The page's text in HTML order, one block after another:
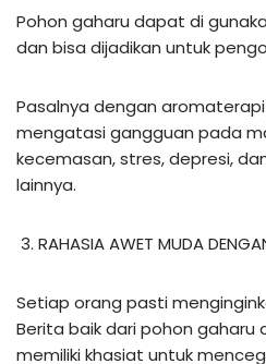
Pohon gaharu dapat di
dan bisa dijadikan untuk
Pasalnya dengan
mengatasi gangguan pada
kecemasan, stres, depresi,
lainnya.
RAHASIA AWET MUDA
Setiap orang pasti
Berita baik dari pohon gaharu
memiliki khasiat untuk